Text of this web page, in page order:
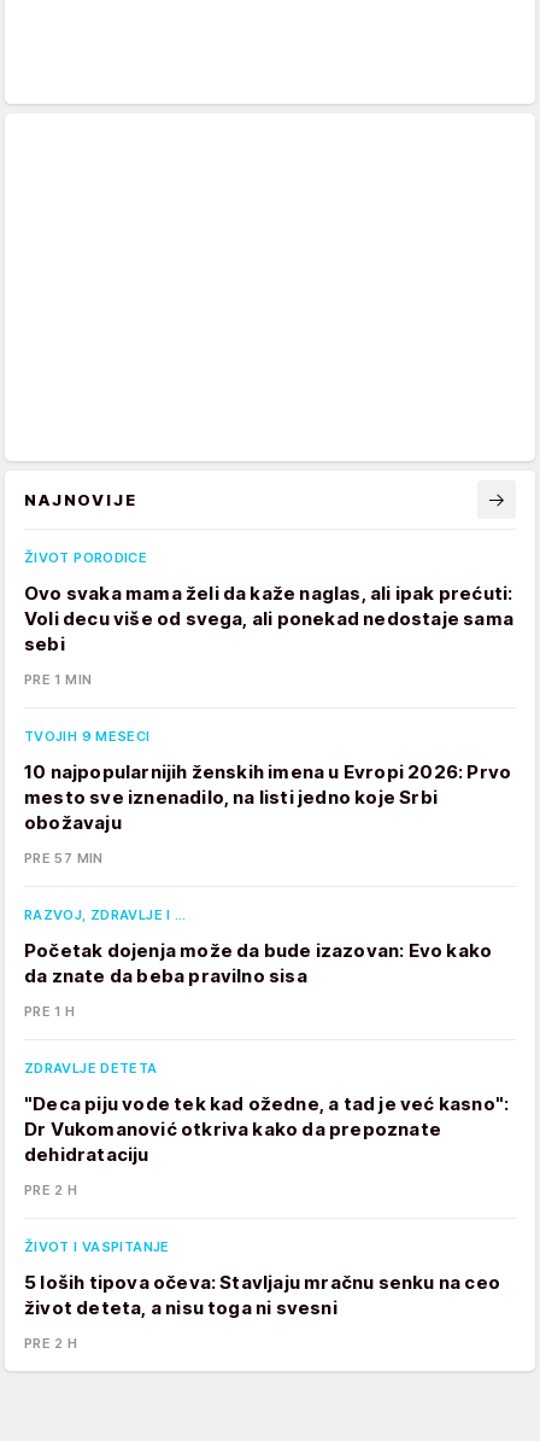
NAJNOVIJE
ŽIVOT PORODICE
Ovo svaka mama želi da kaže naglas, ali ipak prećuti:
Voli decu više od svega, ali ponekad nedostaje sama
sebi
PRE 1 MIN
TVOJIH 9 MESECI
10 najpopularnijih ženskih imena u Evropi 2026: Prvo
mesto sve iznenadilo, na listi jedno koje Srbi
obožavaju
PRE 57 MIN
RAZVOJ, ZDRAVLJE I …
Početak dojenja može da bude izazovan: Evo kako
da znate da beba pravilno sisa
PRE 1 H
ZDRAVLJE DETETA
"Deca piju vode tek kad ožedne, a tad je već kasno":
Dr Vukomanović otkriva kako da prepoznate
dehidrataciju
PRE 2 H
ŽIVOT I VASPITANJE
5 loših tipova očeva: Stavljaju mračnu senku na ceo
život deteta, a nisu toga ni svesni
PRE 2 H